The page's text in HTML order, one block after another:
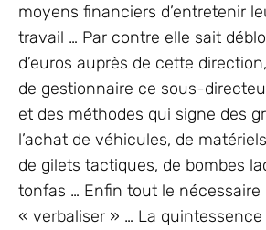
moyens financiers d’entretenir
travail … Par contre elle sait
d’euros auprès de cette
de gestionnaire ce sous-
et des méthodes qui signe des
l’achat de véhicules, de
de gilets tactiques, de bombes
tonfas … Enfin tout le nécessaire
« verbaliser » … La